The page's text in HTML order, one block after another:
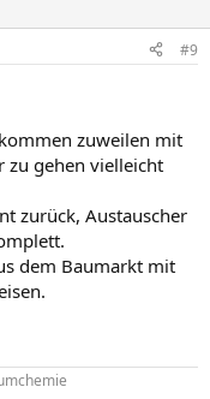
#9
zuweilen mit
zu gehen vielleicht
zurück, Austauscher
dem Baumarkt mit